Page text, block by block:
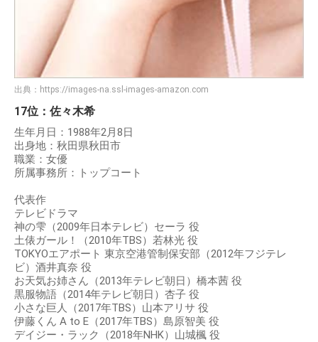
出典： https://images-na.ssl-images-amazon.com
17位：佐々木希
生年月日：1988年2月8日
出身地：秋田県秋田市
職業：女優
所属事務所：トップコート
代表作
テレビドラマ
神の雫（2009年日本テレビ）セーラ 役
土俵ガール！（2010年TBS）若林光 役
TOKYOエアポート 東京空港管制保安部（2012年フジテレ
ビ）酒井真奈 役
お天気お姉さん（2013年テレビ朝日）橋本茜 役
黒服物語（2014年テレビ朝日）杏子 役
小さな巨人（2017年TBS）山本アリサ 役
伊藤くん A to E（2017年TBS）島原智美 役
デイジー・ラック（2018年NHK）山城楓 役